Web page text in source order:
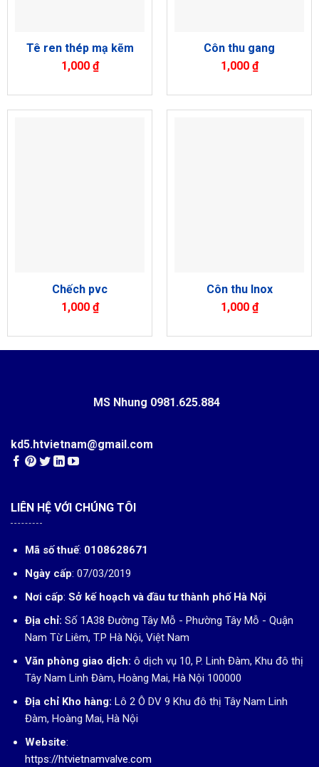
Tê ren thép mạ kẽm
1,000 ₫
Côn thu gang
1,000 ₫
Chếch pvc
1,000 ₫
Côn thu Inox
1,000 ₫
MS Nhung 0981.625.884
kd5.htvietnam@gmail.com
LIÊN HỆ VỚI CHÚNG TÔI
Mã số thuế: 0108628671
Ngày cấp: 07/03/2019
Nơi cấp: Sở kế hoạch và đầu tư thành phố Hà Nội
Địa chỉ: Số 1A38 Đường Tây Mỗ - Phường Tây Mỗ - Quận
Nam Từ Liêm, T.P Hà Nội, Việt Nam
Văn phòng giao dịch: ô dịch vụ 10, P. Linh Đàm, Khu đô thị
Tây Nam Linh Đàm, Hoàng Mai, Hà Nội 100000
Địa chỉ Kho hàng: Lô 2 Ô DV 9 Khu đô thị Tây Nam Linh
Đàm, Hoàng Mai, Hà Nội
Website:
https://htvietnamvalve.com